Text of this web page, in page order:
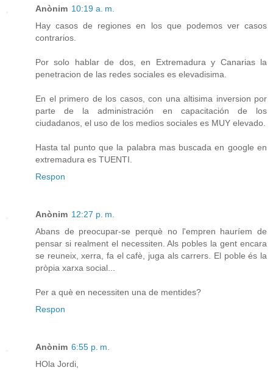
Anònim 10:19 a. m.
Hay casos de regiones en los que podemos ver casos
contrarios.
Por solo hablar de dos, en Extremadura y Canarias la
penetracion de las redes sociales es elevadisima.
En el primero de los casos, con una altisima inversion por
parte de la administración en capacitación de los
ciudadanos, el uso de los medios sociales es MUY elevado.
Hasta tal punto que la palabra mas buscada en google en
extremadura es TUENTI.
Respon
Anònim 12:27 p. m.
Abans de preocupar-se perquè no l'empren hauríem de
pensar si realment el necessiten. Als pobles la gent encara
se reuneix, xerra, fa el cafè, juga als carrers. El poble és la
pròpia xarxa social...
Per a què en necessiten una de mentides?
Respon
Anònim 6:55 p. m.
HOla Jordi,